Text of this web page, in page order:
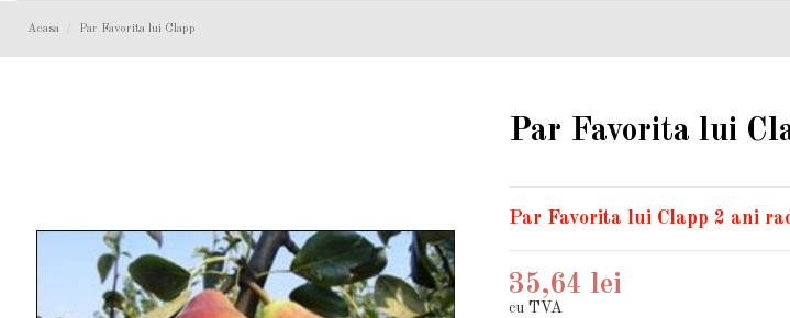
Acasa Par Favorita lui Clapp
Par Favorita lui
Par Favorita lui Clapp 2 ani
35,64 lei
cu TVA